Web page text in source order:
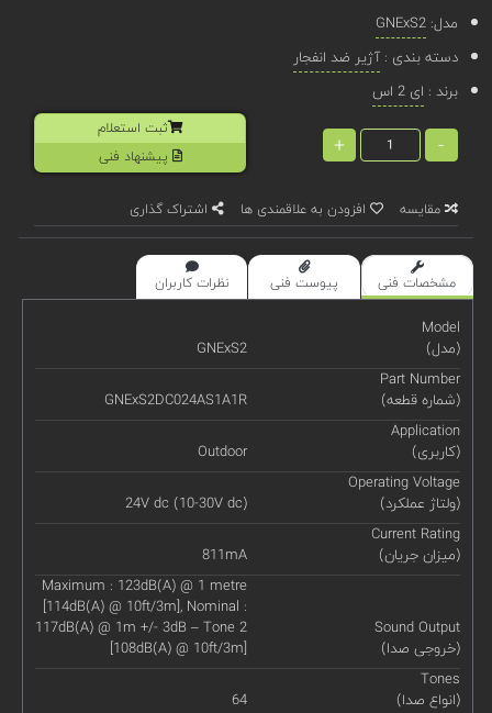
مدل:GNExS2
دسته بندی :آژیر ضد انفجار
برند : ای 2 اس
-
+
ثبت استعلام
پیشنهاد فنی
مقایسه افزودن به علاقمندی ها اشتراک گذاری
مشخصات فنی پیوست فنی نظرات کاربران
Model
(مدل)
GNExS2
Part Number
(شماره قطعه)
GNExS2DC024AS1A1R
Application
(کاربری)
Outdoor
Operating Voltage
(ولتاژ عملکرد)
24V dc (10-30V dc)
Current Rating
(میزان جریان)
811mA
Sound Output
(خروجی صدا)
Maximum : 123dB(A) @ 1 metre
[114dB(A) @ 10ft/3m], Nominal :
117dB(A) @ 1m +/- 3dB – Tone 2
[108dB(A) @ 10ft/3m]
Tones
(انواع صدا)
64